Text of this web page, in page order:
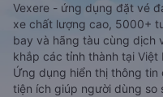
Vexere - ứng dụng đặt vé
xe chất lượng cao, 5000+
bay và hãng tàu cùng dịch
khắp các tỉnh thành tại Việt
Ứng dụng hiển thị thông
tiện ích giúp người dùng so